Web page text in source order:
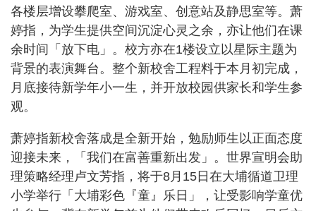
各楼层增设攀爬室、游戏室、创意站及静思室等。萧
婷指，为学生提供空间沉淀心灵之余，亦让他们在课
余时间「放下电」。校方亦在1楼设立以星际主题为
背景的表演舞台。整个新校舍工程料于本月初完成，
月底接待新学年小一生，并开放校园供家长和学生参
观。
萧婷指新校舍落成是全新开始，勉励师生以正面态度
迎接未来，「我们在富善重新出发」。世界宣明会助
理策略经理卢文芳指，将于8月15日在大埔循道卫理
小学举行「大埔彩色『童』乐日」，让受影响学童优